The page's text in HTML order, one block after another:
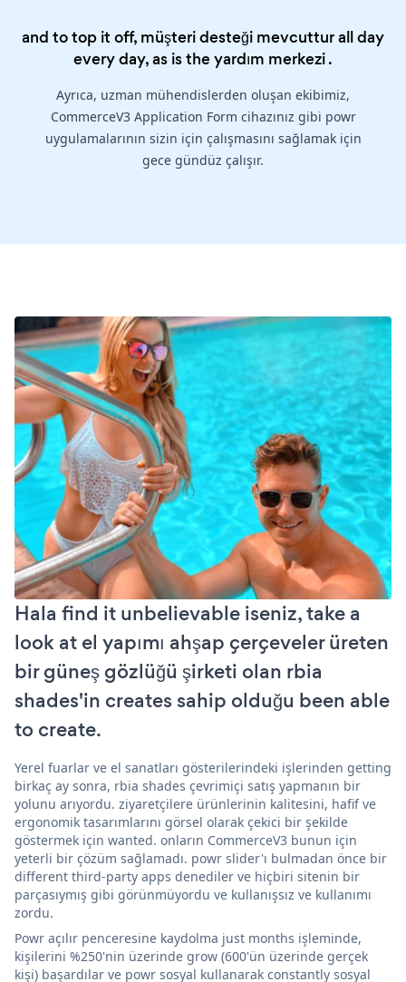
and to top it off, müşteri desteği mevcuttur all day
every day, as is theyardım merkezi.
Ayrıca, uzman mühendislerden oluşan ekibimiz,
CommerceV3 Application Form cihazınız gibi powr
uygulamalarının sizin için çalışmasını sağlamak için
gece gündüz çalışır.
Hala find it unbelievable iseniz, take a
look at el yapımı ahşap çerçeveler üreten
bir güneş gözlüğü şirketi olan rbia
shades'in creates sahip olduğu been able
to create.
Yerel fuarlar ve el sanatları gösterilerindeki işlerinden getting
birkaç ay sonra, rbia shades çevrimiçi satış yapmanın bir
yolunu arıyordu. ziyaretçilere ürünlerinin kalitesini, hafif ve
ergonomik tasarımlarını görsel olarak çekici bir şekilde
göstermek için wanted. onların CommerceV3 bunun için
yeterli bir çözüm sağlamadı. powr slider'ı bulmadan önce bir
different third-party apps denediler ve hiçbiri sitenin bir
parçasıymış gibi görünmüyordu ve kullanışsız ve kullanımı
zordu.
Powr açılır penceresine kaydolma just months işleminde,
kişilerini %250'nin üzerinde grow (600'ün üzerinde gerçek
kişi) başardılar ve powr sosyal kullanarak constantly sosyal